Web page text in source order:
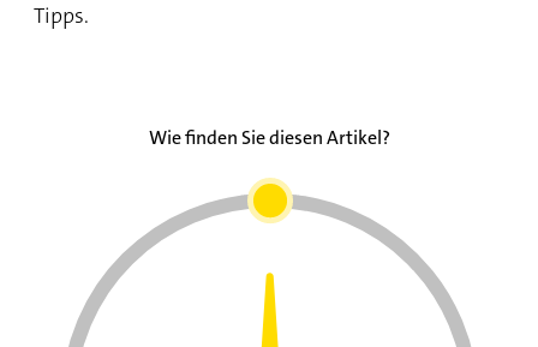
Tipps.
Wie finden Sie diesen Artikel?